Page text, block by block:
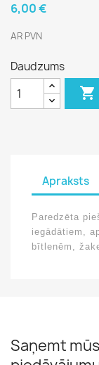
6,00 €
AR PVN
Daudzums

Apraksts
Paredzēta
iegādātiem,
bītlenēm,
Saņemt